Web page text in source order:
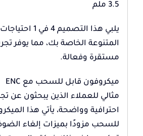
3.5 ملم
يلبي هذا التصميم 4
المتنوعة الخاصة بك، مما يوفر
مستقرة وفعالة.
ميكروفون قابل للسحب مع ENC
مثالي للعملاء الذين يبحثون عن
احترافية وواضحة، يأتي هذا
للسحب مزودًا بميزات إلغاء